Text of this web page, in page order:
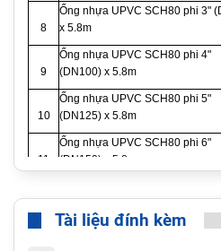
8
Ống nhựa UPVC SCH80 phi 3"
x 5.8m
9
Ống nhựa UPVC SCH80 phi 4"
(DN100) x 5.8m
10
Ống nhựa UPVC SCH80 phi 5"
(DN125) x 5.8m
11
Ống nhựa UPVC SCH80 phi 6"
(DN150) x 5.8m
Tài liệu đính kèm